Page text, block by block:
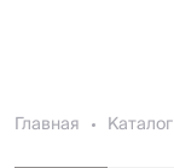
Главная Каталог